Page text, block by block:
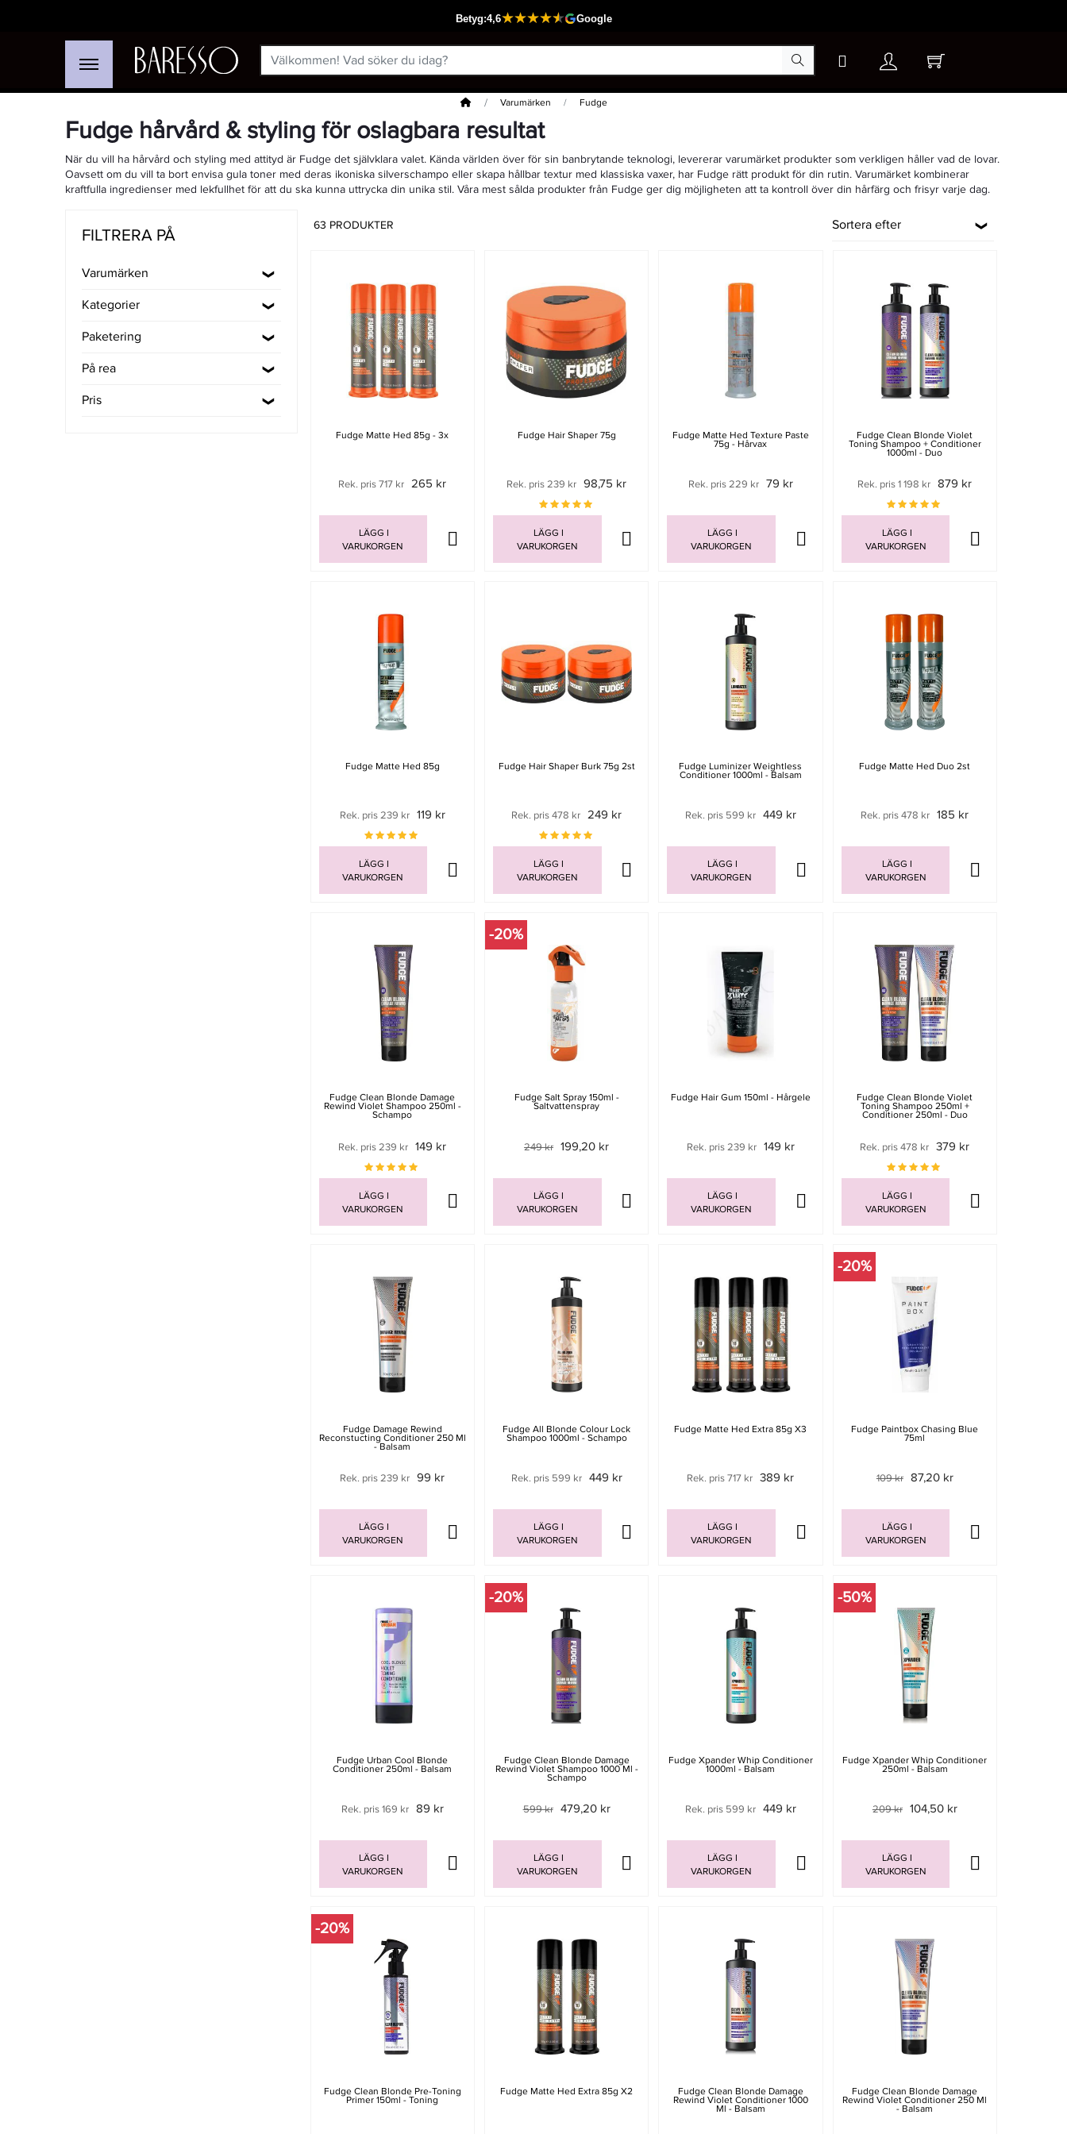
Hem Varumärken Fudge
Fudge hårvård & styling för oslagbara resultat
När du vill ha hårvård och styling med attityd är Fudge det självklara valet. Kända världen över för sin banbrytande teknologi, levererar varumärket produkter som verkligen håller vad de lovar.
Oavsett om du vill ta bort envisa gula toner med deras ikoniska silverschampo eller skapa hållbar textur med klassiska vaxer, har Fudge rätt produkt för din rutin. Varumärket kombinerar
kraftfulla ingredienser med lekfullhet för att du ska kunna uttrycka din unika stil. Våra mest sålda produkter från Fudge ger dig möjligheten att ta kontroll över din hårfärg och frisyr varje dag.
FILTRERA PÅ
Varumärken
Kategorier
Paketering
På rea
Pris
63 PRODUKTER Sortera efter
Fudge Matte Hed 85g - 3x
Rek. pris 717 kr 265 kr
LÄGG I
VARUKORGEN
Fudge Hair Shaper 75g
Rek. pris 239 kr 98,75 kr
LÄGG I
VARUKORGEN
Fudge Matte Hed Texture Paste
75g - Hårvax
Rek. pris 229 kr 79 kr
LÄGG I
VARUKORGEN
Fudge Clean Blonde Violet
Toning Shampoo + Conditioner
1000ml - Duo
Rek. pris 1 198 kr 879 kr
LÄGG I
VARUKORGEN
Fudge Matte Hed 85g
Rek. pris 239 kr 119 kr
LÄGG I
VARUKORGEN
Fudge Hair Shaper Burk 75g 2st
Rek. pris 478 kr 249 kr
LÄGG I
VARUKORGEN
Fudge Luminizer Weightless
Conditioner 1000ml - Balsam
Rek. pris 599 kr 449 kr
LÄGG I
VARUKORGEN
Fudge Matte Hed Duo 2st
Rek. pris 478 kr 185 kr
LÄGG I
VARUKORGEN
Fudge Clean Blonde Damage
Rewind Violet Shampoo 250ml -
Schampo
Rek. pris 239 kr 149 kr
LÄGG I
VARUKORGEN
-20%
Fudge Salt Spray 150ml -
Saltvattenspray
249 kr 199,20 kr
LÄGG I
VARUKORGEN
Fudge Hair Gum 150ml - Hårgele
Rek. pris 239 kr 149 kr
LÄGG I
VARUKORGEN
Fudge Clean Blonde Violet
Toning Shampoo 250ml +
Conditioner 250ml - Duo
Rek. pris 478 kr 379 kr
LÄGG I
VARUKORGEN
Fudge Damage Rewind
Reconstucting Conditioner 250 Ml
- Balsam
Rek. pris 239 kr 99 kr
LÄGG I
VARUKORGEN
Fudge All Blonde Colour Lock
Shampoo 1000ml - Schampo
Rek. pris 599 kr 449 kr
LÄGG I
VARUKORGEN
Fudge Matte Hed Extra 85g X3
Rek. pris 717 kr 389 kr
LÄGG I
VARUKORGEN
-20%
Fudge Paintbox Chasing Blue
75ml
109 kr 87,20 kr
LÄGG I
VARUKORGEN
Fudge Urban Cool Blonde
Conditioner 250ml - Balsam
Rek. pris 169 kr 89 kr
LÄGG I
VARUKORGEN
-20%
Fudge Clean Blonde Damage
Rewind Violet Shampoo 1000 Ml -
Schampo
599 kr 479,20 kr
LÄGG I
VARUKORGEN
Fudge Xpander Whip Conditioner
1000ml - Balsam
Rek. pris 599 kr 449 kr
LÄGG I
VARUKORGEN
-50%
Fudge Xpander Whip Conditioner
250ml - Balsam
209 kr 104,50 kr
LÄGG I
VARUKORGEN
-20%
Fudge Clean Blonde Pre-Toning
Primer 150ml - Toning
Fudge Matte Hed Extra 85g X2 Fudge Clean Blonde Damage
Rewind Violet Conditioner 1000
Ml - Balsam
Fudge Clean Blonde Damage
Rewind Violet Conditioner 250 Ml
- Balsam